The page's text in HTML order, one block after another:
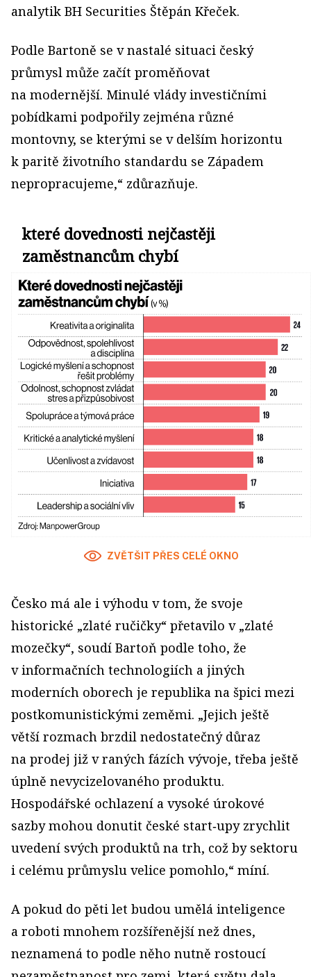
analytik BH Securities Štěpán Křeček.
Podle Bartoně se v nastalé situaci český
průmysl může začít proměňovat
na modernější. Minulé vlády investičními
pobídkami podpořily zejména různé
montovny, se kterými se v delším horizontu
k paritě životního standardu se Západem
nepropracujeme,“ zdůrazňuje.
které dovednosti nejčastěji
zaměstnancům chybí
ZVĚTŠIT PŘES CELÉ OKNO
Česko má ale i výhodu v tom, že svoje
historické „zlaté ručičky“ přetavilo v „zlaté
mozečky“, soudí Bartoň podle toho, že
v informačních technologiích a jiných
moderních oborech je republika na špici mezi
postkomunistickými zeměmi. „Jejich ještě
větší rozmach brzdil nedostatečný důraz
na prodej již v raných fázích vývoje, třeba ještě
úplně nevycizelovaného produktu.
Hospodářské ochlazení a vysoké úrokové
sazby mohou donutit české start‑upy zrychlit
uvedení svých produktů na trh, což by sektoru
i celému průmyslu velice pomohlo,“ míní.
A pokud do pěti let budou umělá inteligence
a roboti mnohem rozšířenější než dnes,
neznamená to podle něho nutně rostoucí